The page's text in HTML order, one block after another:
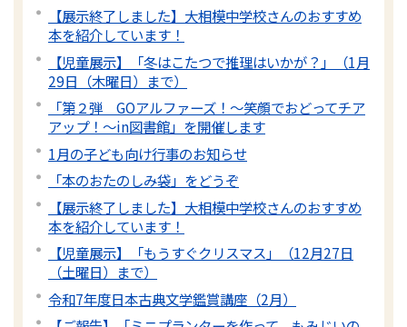
【展示終了しました】大相模中学校さんのおすすめ
本を紹介しています！
【児童展示】「冬はこたつで推理はいかが？」（1月
29日（木曜日）まで）
「第２弾 GOアルファーズ！～笑顔でおどってチア
アップ！～in図書館」を開催します
1月の子ども向け行事のお知らせ
「本のおたのしみ袋」をどうぞ
【展示終了しました】大相模中学校さんのおすすめ
本を紹介しています！
【児童展示】「もうすぐクリスマス」（12月27日
（土曜日）まで）
令和7年度日本古典文学鑑賞講座（2月）